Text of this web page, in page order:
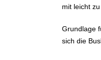
mit leicht
Grundlage
sich die